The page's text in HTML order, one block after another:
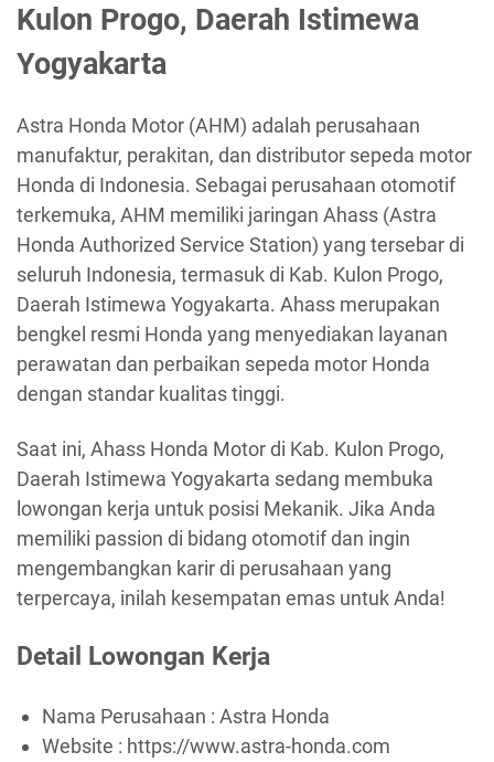
Kulon Progo, Daerah Istimewa
Yogyakarta
Astra Honda Motor (AHM) adalah perusahaan
manufaktur, perakitan, dan distributor sepeda motor
Honda di Indonesia. Sebagai perusahaan otomotif
terkemuka, AHM memiliki jaringan Ahass (Astra
Honda Authorized Service Station) yang tersebar di
seluruh Indonesia, termasuk di Kab. Kulon Progo,
Daerah Istimewa Yogyakarta. Ahass merupakan
bengkel resmi Honda yang menyediakan layanan
perawatan dan perbaikan sepeda motor Honda
dengan standar kualitas tinggi.
Saat ini, Ahass Honda Motor di Kab. Kulon Progo,
Daerah Istimewa Yogyakarta sedang membuka
lowongan kerja untuk posisi Mekanik. Jika Anda
memiliki passion di bidang otomotif dan ingin
mengembangkan karir di perusahaan yang
terpercaya, inilah kesempatan emas untuk Anda!
Detail Lowongan Kerja
Nama Perusahaan : Astra Honda
Website : https://www.astra-honda.com